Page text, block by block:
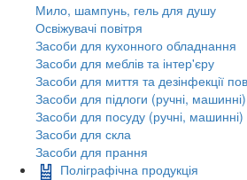
Мило, шампунь, гель для душу
Освіжувачі повітря
Засоби для кухонного обладнання
Засоби для меблів та інтер'єру
Засоби для миття та дезінфекції
Засоби для підлоги (ручні, машинні)
Засоби для посуду (ручні, машинні)
Засоби для скла
Засоби для прання
Поліграфічна продукція